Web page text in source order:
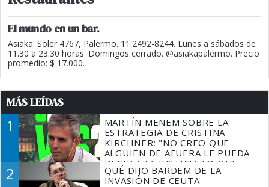
El mundo en un bar.
Asiaka. Soler 4767, Palermo. 11.2492-8244. Lunes a sábados de
11.30 a 23.30 horas. Domingos cerrado. @asiakapalermo. Precio
promedio: $ 17.000.
MÁS LEÍDAS
1
MARTÍN MENEM SOBRE LA
ESTRATEGIA DE CRISTINA
KIRCHNER: "NO CREO QUE
ALGUIEN DE AFUERA LE PUEDA
DECIR A LA JUSTICIA LO QUE
TIENE QUE HACER"
2
QUÉ DIJO BARDEM DE LA
INVASIÓN DE CEUTA